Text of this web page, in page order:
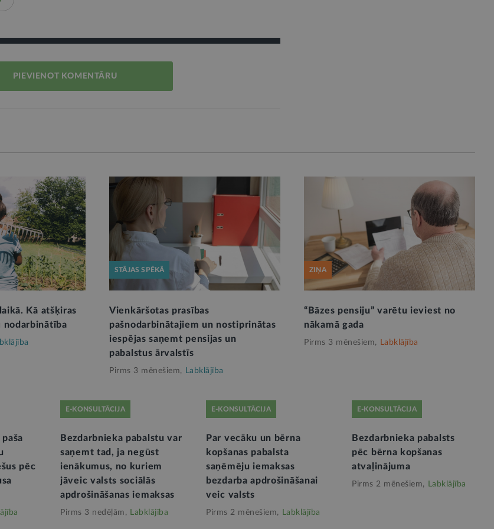
PIEVIENOT KOMENTĀRU
Kā atšķiras
nodarbinātība
STĀJAS SPĒKĀ
Vienkāršotas prasības
pašnodarbinātajiem un nostiprinātas
iespējas saņemt pensijas un
pabalstus ārvalstīs
Pirms 3 mēnešiem, Labklājība
ZIŅA
“Bāzes pensiju” varētu ieviest no
nākamā gada
Pirms 3 mēnešiem, Labklājība
pēc
E-KONSULTĀCIJA
Bezdarbnieka pabalstu var
saņemt tad, ja negūst
ienākumus, no kuriem
jāveic valsts sociālās
apdrošināšanas iemaksas
Pirms 3 nedēļām, Labklājība
E-KONSULTĀCIJA
Par vecāku un bērna
kopšanas pabalsta
saņēmēju iemaksas
bezdarba apdrošināšanai
veic valsts
Pirms 2 mēnešiem, Labklājība
E-KONSULTĀCIJA
Bezdarbnieka pabalsts
pēc bērna kopšanas
atvaļinājuma
Pirms 2 mēnešiem, Labklājība